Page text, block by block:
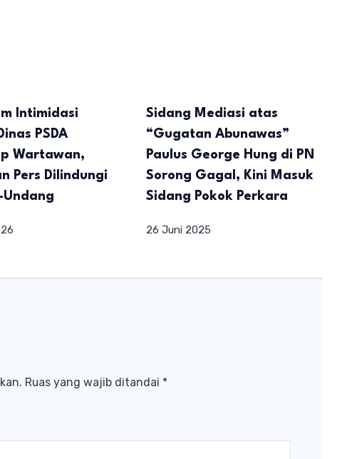
Intimidasi
PSDA
Wartawan,
Pers Dilindungi
Undang
Sidang Mediasi atas
“Gugatan Abunawas”
Paulus George Hung di PN
Sorong Gagal, Kini Masuk
Sidang Pokok Perkara
26 Juni 2025
Ruas yang wajib ditandai *